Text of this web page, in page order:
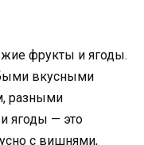
фрукты и ягоды.
вкусными
разными
ягоды — это
с вишнями,